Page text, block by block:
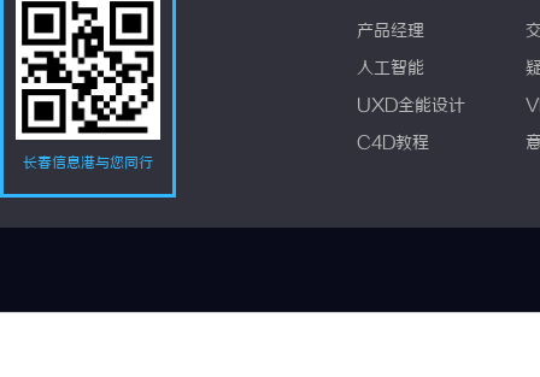
长春信息港与您同行
产品经理
人工智能
UXD全能设计
C4D教程